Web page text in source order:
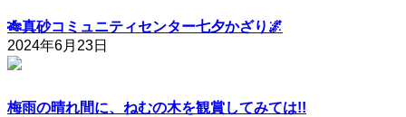
🎋真砂コミュニティセンター七夕かざり🌌
2024年6月23日
梅雨の晴れ間に、ねむの木を観賞してみては!!